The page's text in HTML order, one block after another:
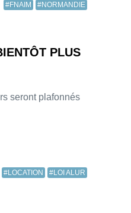
#FNAIM #NORMANDIE
PLUS
seront plafonnés
#LOCATION #LOI ALUR